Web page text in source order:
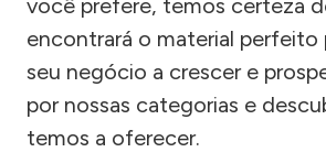
você prefere, temos certeza
encontrará o material perfeito
seu negócio a crescer e
por nossas categorias e
temos a oferecer.